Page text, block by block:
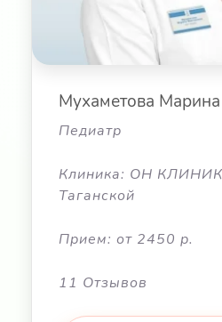
Мухаметова
Педиатр
Клиника: ОН
Таганской
Прием: от 2450 р.
11 Отзывов